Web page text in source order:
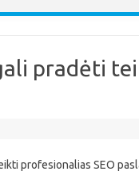
pradėti
profesionalias SEO